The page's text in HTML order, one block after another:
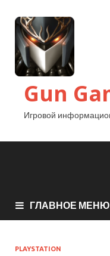
Gun
Игровой
ГЛАВНОЕ МЕНЮ
PLAYSTATION